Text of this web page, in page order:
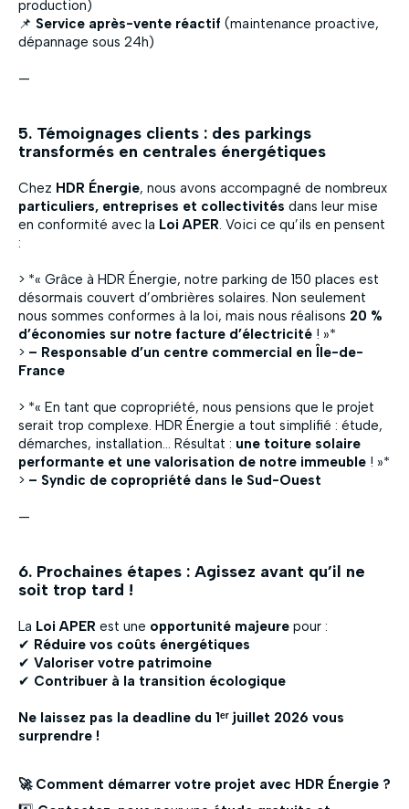
production)
📌 Service après-vente réactif (maintenance proactive,
dépannage sous 24h)
—
5. Témoignages clients : des parkings
transformés en centrales énergétiques
Chez HDR Énergie, nous avons accompagné de nombreux
particuliers, entreprises et collectivités dans leur mise
en conformité avec la Loi APER. Voici ce qu’ils en pensent
:
> *« Grâce à HDR Énergie, notre parking de 150 places est
désormais couvert d’ombrières solaires. Non seulement
nous sommes conformes à la loi, mais nous réalisons 20 %
d’économies sur notre facture d’électricité ! »*
> – Responsable d’un centre commercial en Île-de-
France
> *« En tant que copropriété, nous pensions que le projet
serait trop complexe. HDR Énergie a tout simplifié : étude,
démarches, installation… Résultat : une toiture solaire
performante et une valorisation de notre immeuble ! »*
> – Syndic de copropriété dans le Sud-Ouest
—
6. Prochaines étapes : Agissez avant qu’il ne
soit trop tard !
La Loi APER est une opportunité majeure pour :
✔ Réduire vos coûts énergétiques
✔ Valoriser votre patrimoine
✔ Contribuer à la transition écologique
Ne laissez pas la deadline du 1ᵉʳ juillet 2026 vous
surprendre !
🚀 Comment démarrer votre projet avec HDR Énergie ?